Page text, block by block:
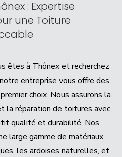
: Expertise
une Toiture
êtes à Thônex et recherchez
entreprise vous offre des
choix. Nous assurons la
la réparation de toitures avec
qualité et durabilité. Nos
large gamme de matériaux,
les ardoises naturelles, et